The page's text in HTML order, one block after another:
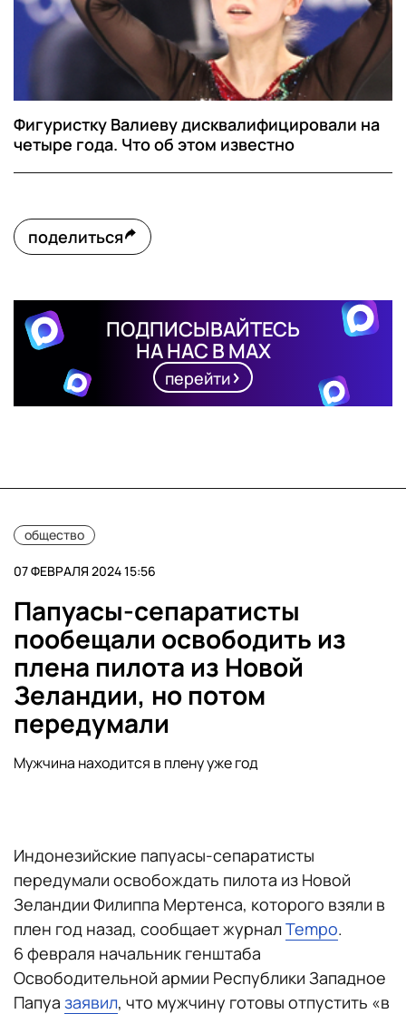
Фигуристку Валиеву дисквалифицировали на
четыре года. Что об этом известно
поделиться
ПОДПИСЫВАЙТЕСЬ
НА НАС В MAX
перейти
общество
07 ФЕВРАЛЯ 2024 15:56
Папуасы-сепаратисты
пообещали освободить из
плена пилота из Новой
Зеландии, но потом
передумали
Мужчина находится в плену уже год
Индонезийские папуасы-сепаратисты
передумали освобождать пилота из Новой
Зеландии Филиппа Мертенса, которого взяли в
плен год назад, сообщает журналTempo.
6 февраля начальник генштаба
Освободительной армии Республики Западное
Папуа заявил, что мужчину готовы отпустить «в